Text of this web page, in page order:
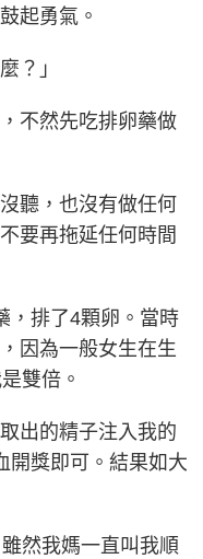
起勇氣。
？」
不然先吃排卵藥做
聽，也沒有做任何
要再拖延任何時間
，排了4顆卵。當時
因為一般女生在生
雙倍。
出的精子注入我的
開獎即可。結果如大
然我媽一直叫我順